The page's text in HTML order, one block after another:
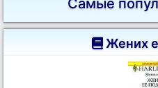
Самые
Жених